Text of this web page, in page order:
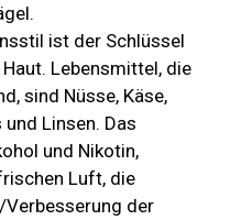
ist der Schlüssel
Lebensmittel, die
sind Nüsse, Käse,
Linsen. Das
und Nikotin,
Luft, die
der